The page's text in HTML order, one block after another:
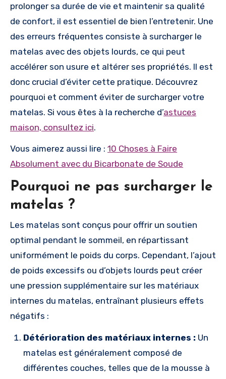
prolonger sa durée de vie et maintenir sa qualité
de confort, il est essentiel de bien l’entretenir. Une
des erreurs fréquentes consiste à surcharger le
matelas avec des objets lourds, ce qui peut
accélérer son usure et altérer ses propriétés. Il est
donc crucial d’éviter cette pratique. Découvrez
pourquoi et comment éviter de surcharger votre
matelas. Si vous êtes à la recherche d’astuces
maison, consultez ici.
Vous aimerez aussi lire : 10 Choses à Faire
Absolument avec du Bicarbonate de Soude
Pourquoi ne pas surcharger le
matelas ?
Les matelas sont conçus pour offrir un soutien
optimal pendant le sommeil, en répartissant
uniformément le poids du corps. Cependant, l’ajout
de poids excessifs ou d’objets lourds peut créer
une pression supplémentaire sur les matériaux
internes du matelas, entraînant plusieurs effets
négatifs :
Détérioration des matériaux internes : Un
matelas est généralement composé de
différentes couches, telles que de la mousse à